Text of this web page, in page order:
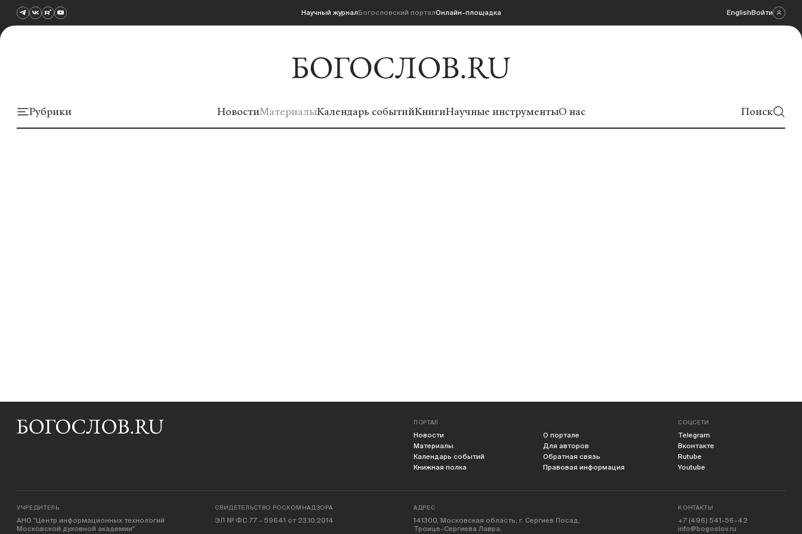
Научный журналБогословский порталОнлайн-площадка EnglishВойти
Рубрики НовостиМатериалыКалендарь событийКнигиНаучные инструментыО нас Поиск
ПОРТАЛ
Новости
Материалы
Календарь событий
Книжная полка
О портале
Для авторов
Обратная связь
Правовая информация
СОЦСЕТИ
Telegram
Вконтакте
Rutube
Youtube
УЧРЕДИТЕЛЬ
АНО "Центр информационных технологий
Московской духовной академии"
СВИДЕТЕЛЬСТВО РОСКОМНАДЗОРА
ЭЛ № ФС 77 - 59641 от 23.10.2014
АДРЕС
141300, Московская область, г. Сергиев Посад,
Троице-Сергиева Лавра,
КОНТАКТЫ
+7 (496) 541-56-42
info@bogoslov.ru